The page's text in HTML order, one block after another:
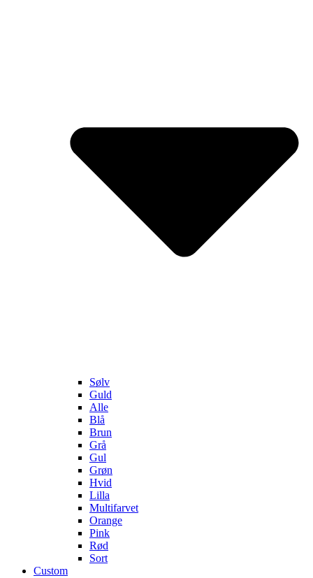
Sølv
Guld
Alle
Blå
Brun
Grå
Gul
Grøn
Hvid
Lilla
Multifarvet
Orange
Pink
Rød
Sort
Custom